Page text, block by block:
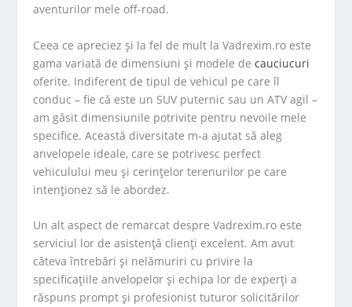
aventurilor mele off-road.
Ceea ce apreciez și la fel de mult la Vadrexim.ro este
gama variată de dimensiuni și modele decauciucuri
oferite. Indiferent de tipul de vehicul pe care îl
conduc – fie că este un SUV puternic sau un ATV agil –
am găsit dimensiunile potrivite pentru nevoile mele
specifice. Această diversitate m-a ajutat să aleg
anvelopele ideale, care se potrivesc perfect
vehiculului meu și cerințelor terenurilor pe care
intenționez să le abordez.
Un alt aspect de remarcat despre Vadrexim.ro este
serviciul lor de asistență clienți excelent. Am avut
câteva întrebări și nelămuriri cu privire la
specificațiile anvelopelor și echipa lor de experți a
răspuns prompt și profesionist tuturor solicitărilor